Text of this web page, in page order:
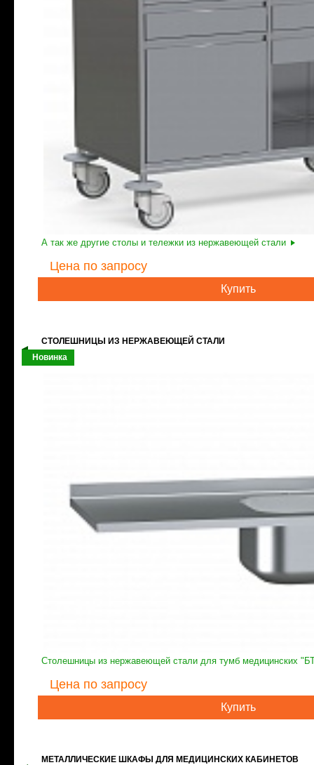
А так же другие столы и тележки из нержавеющей стали
Цена по запросу
Купить
СТОЛЕШНИЦЫ ИЗ НЕРЖАВЕЮЩЕЙ СТАЛИ
Новинка
Столешницы из нержавеющей стали для тумб медицинских
Цена по запросу
Купить
МЕТАЛЛИЧЕСКИЕ ШКАФЫ ДЛЯ МЕДИЦИНСКИХ КАБИНЕТОВ